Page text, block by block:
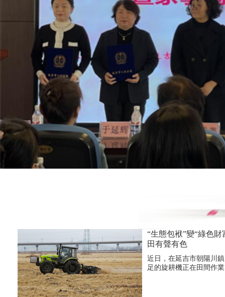
“生態包袱”變“綠色
田有聲有色
近日，在延吉市朝陽川
足的旋耕機正在田間作